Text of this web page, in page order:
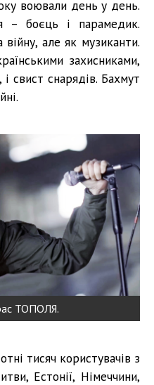
воювали день у день.
– боєць і парамедик.
але як музиканти.
захисниками,
свист снарядів. Бахмут
ТОПОЛЯ.
тисяч користувачів з
Естонії, Німеччини,